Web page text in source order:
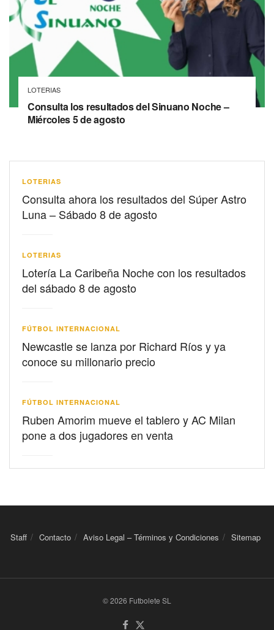
LOTERIAS
Consulta los resultados del Sinuano Noche –
Miércoles 5 de agosto
LOTERIAS
Consulta ahora los resultados del Súper Astro
Luna – Sábado 8 de agosto
LOTERIAS
Lotería La Caribeña Noche con los resultados
del sábado 8 de agosto
FÚTBOL INTERNACIONAL
Newcastle se lanza por Richard Ríos y ya
conoce su millonario precio
FÚTBOL INTERNACIONAL
Ruben Amorim mueve el tablero y AC Milan
pone a dos jugadores en venta
Staff Contacto Aviso Legal – Términos y Condiciones Sitemap
© 2026 Futbolete SL